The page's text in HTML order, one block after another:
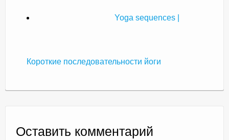
Yoga sequences |
Короткие последовательности йоги
Оставить комментарий